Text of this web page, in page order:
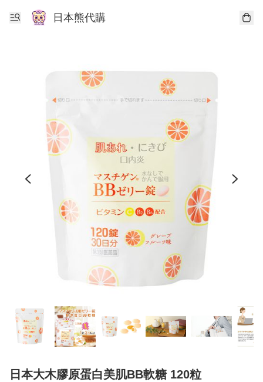
日本熊代購
日本大木膠原蛋白美肌BB軟糖 120粒